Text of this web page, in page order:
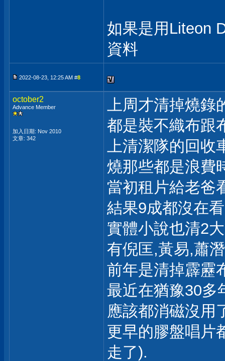
如果是用Liteon
資料
2022-08-23, 12:25 AM #8
october2
Advance Member
加入日期: Nov 2010
文章: 342
上周才清掉燒
都是裝不織布跟
上清潔隊的回收
燒那些都是浪費
當初租片給老爸
結果9成都沒在
實體小說也清2
有倪匡,黃易,蕭潛
前年是清掉霹靂
最近在猶豫30多
應該都消磁沒用
更早的膠盤唱片
走了).